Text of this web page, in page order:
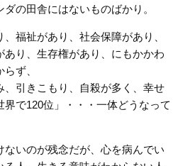
の田舎にはないものばかり。
福祉があり、社会保障があり、
あり、生存権があり、にもかかわ
ず、
、引きこもり、自殺が多く、幸せ
で120位」・・・一体どうなって
ないのが残念だが、心を病んでい